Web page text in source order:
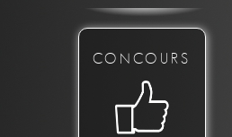
CONCOURS